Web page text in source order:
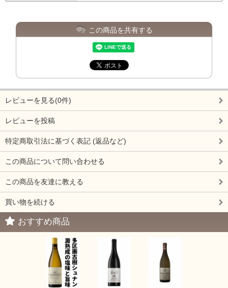
この商品を共有する
レビューを見る(0件)
レビューを投稿
特定商取引法に基づく表記 (返品など)
この商品について問い合わせる
この商品を友達に教える
買い物を続ける
おすすめ商品